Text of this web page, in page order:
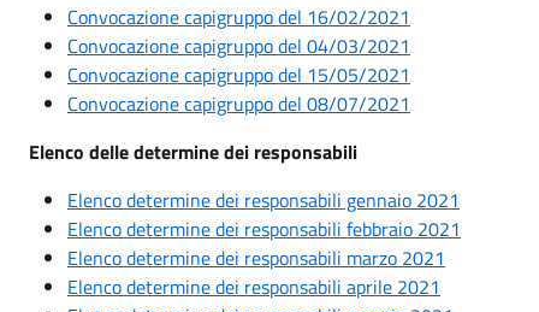
Convocazione capigruppo del 16/02/2021
Convocazione capigruppo del 04/03/2021
Convocazione capigruppo del 15/05/2021
Convocazione capigruppo del 08/07/2021
Elenco delle determine dei responsabili
Elenco determine dei responsabili gennaio 2021
Elenco determine dei responsabili febbraio 2021
Elenco determine dei responsabili marzo 2021
Elenco determine dei responsabili aprile 2021